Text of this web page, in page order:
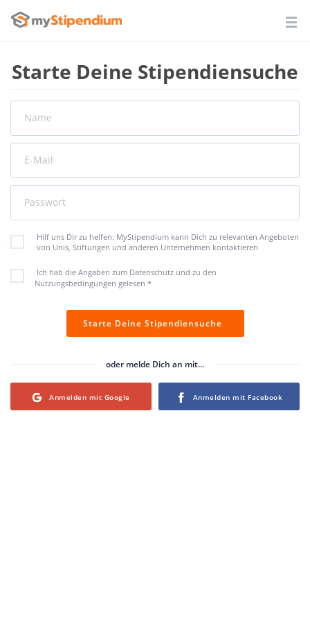
Starte Deine Stipendiensuche
Name
E-Mail
Passwort
Hilf uns Dir zu helfen: MyStipendium kann Dich zu relevanten Angeboten
von Unis, Stiftungen und anderen Unternehmen kontaktieren
Ich hab die Angaben zum Datenschutz und zu den
Nutzungsbedingungen gelesen *
Starte Deine Stipendiensuche
oder melde Dich an mit...
Login with Google Login with Facebook